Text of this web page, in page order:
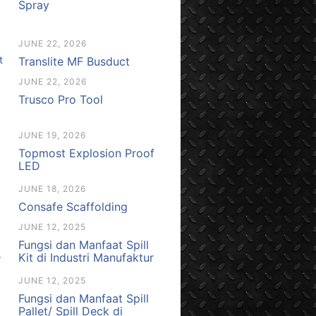
Spray
JUNE 22, 2026
Translite MF Busduct
JUNE 22, 2026
Trusco Pro Tool
JUNE 19, 2026
Topmost Explosion Proof
LED
JUNE 18, 2026
Consafe Scaffolding
JUNE 12, 2025
Fungsi dan Manfaat Spill
Kit di Industri Manufaktur
JUNE 12, 2025
Fungsi dan Manfaat Spill
Pallet/ Spill Deck di